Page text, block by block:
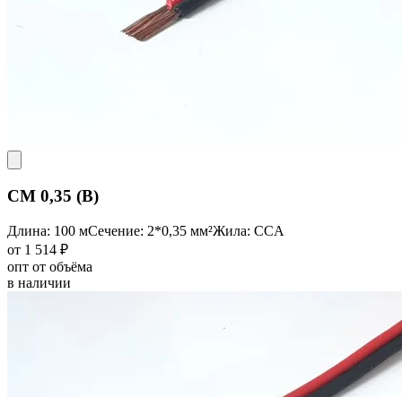
CM 0,35 (B)
Длина: 100 мСечение: 2*0,35 мм²Жила: CCA
от 1 514 ₽
опт от объёма
в наличии